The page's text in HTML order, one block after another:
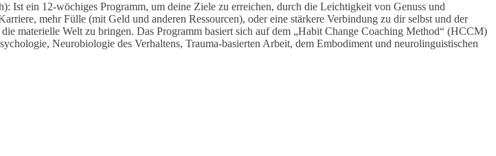
Ist ein 12-wöchiges Programm, um deine Ziele zu erreichen, durch die Leichtigkeit von Genuss und
mehr Fülle (mit Geld und anderen Ressourcen), oder eine stärkere Verbindung zu dir selbst und der
materielle Welt zu bringen. Das Programm basiert sich auf dem „Habit Change Coaching Method“ (HCCM)
Neurobiologie des Verhaltens, Trauma-basierten Arbeit, dem Embodiment und neurolinguistischen